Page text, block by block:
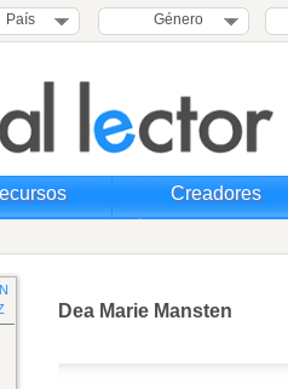
País Género
Creadores
N
Dea Marie Mansten